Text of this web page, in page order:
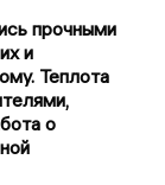
прочными
и
Теплота
о